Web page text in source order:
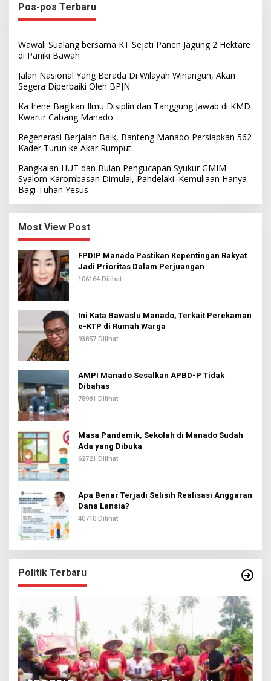
Pos-pos Terbaru
Wawali Sualang bersama KT Sejati Panen Jagung 2 Hektare
di Paniki Bawah
Jalan Nasional Yang Berada Di Wilayah Winangun, Akan
Segera Diperbaiki Oleh BPJN
Ka Irene Bagikan Ilmu Disiplin dan Tanggung Jawab di KMD
Kwartir Cabang Manado
Regenerasi Berjalan Baik, Banteng Manado Persiapkan 562
Kader Turun ke Akar Rumput
Rangkaian HUT dan Bulan Pengucapan Syukur GMIM
Syalom Karombasan Dimulai, Pandelaki: Kemuliaan Hanya
Bagi Tuhan Yesus
Most View Post
FPDIP Manado Pastikan Kepentingan Rakyat
Jadi Prioritas Dalam Perjuangan
106164 Dilihat
Ini Kata Bawaslu Manado, Terkait Perekaman
e-KTP di Rumah Warga
93857 Dilihat
AMPI Manado Sesalkan APBD-P Tidak
Dibahas
78981 Dilihat
Masa Pandemik, Sekolah di Manado Sudah
Ada yang Dibuka
62721 Dilihat
Apa Benar Terjadi Selisih Realisasi Anggaran
Dana Lansia?
40710 Dilihat
Politik Terbaru